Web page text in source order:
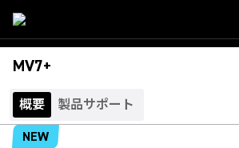
MV7+
概要
製品サポート
NEW